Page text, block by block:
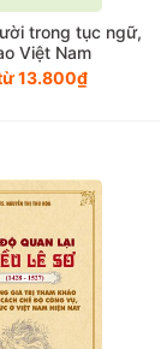
trong tục ngữ,
Việt Nam
13.800₫